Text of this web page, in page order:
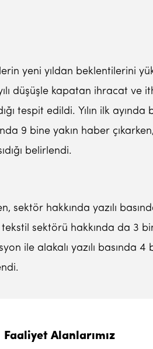
yeni yıldan beklentilerini
düşüşle kapatan ihracat ve
tespit edildi. Yılın ilk
9 bine yakın haber
belirlendi.
hakkında yazılı
sektörü hakkında da 3
ile alakalı yazılı basında
Faaliyet Alanlarımız